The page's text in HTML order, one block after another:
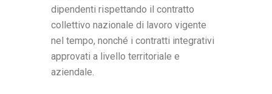
dipendenti rispettando il contratto
collettivo nazionale di lavoro vigente
nel tempo, nonché i contratti integrativi
approvati a livello territoriale e
aziendale.